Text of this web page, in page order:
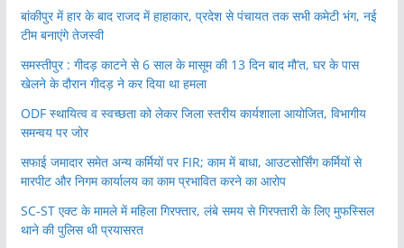
बांकीपुर में हार के बाद राजद में हाहाकार, प्रदेश से पंचायत तक सभी कमेटी भंग, नई
टीम बनाएंगे तेजस्वी
समस्तीपुर : गीदड़ काटने से 6 साल के मासूम की 13 दिन बाद मौ’त, घर के पास
खेलने के दौरान गीदड़ ने कर दिया था हमला
ODF स्थायित्व व स्वच्छता को लेकर जिला स्तरीय कार्यशाला आयोजित, विभागीय
समन्वय पर जोर
सफाई जमादार समेत अन्य कर्मियों पर FIR; काम में बाधा, आउटसोर्सिंग कर्मियों से
मारपीट और निगम कार्यालय का काम प्रभावित करने का आरोप
SC-ST एक्ट के मामले में महिला गिरफ्तार, लंबे समय से गिरफ्तारी के लिए मुफस्सिल
थाने की पुलिस थी प्रयासरत